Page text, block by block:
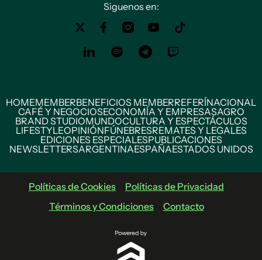
Siguenos en:
HOMEMEMBERBENEFICIOS MEMBERREFERÍNACIONAL
CAFÉ Y NEGOCIOSECONOMÍA Y EMPRESASAGRO
BRAND STUDIOMUNDOCULTURA Y ESPECTÁCULOS
LIFESTYLEOPINIÓNFÚNEBRESREMATES Y LEGALES
EDICIONES ESPECIALESPUBLICACIONES
NEWSLETTERSARGENTINAESPAÑAESTADOS UNIDOS
Políticas de Cookies
Políticas de Privacidad
Términos y Condiciones
Contacto